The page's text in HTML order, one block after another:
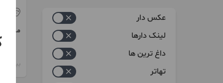
عکس دار
لینک دارها
داغ ترین ها
تهاتر
مبلغ
بیش از 12 ماه پیش